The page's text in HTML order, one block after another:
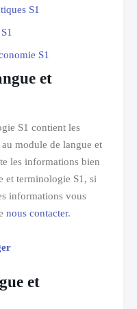
S1
S1
et
S1 contient les
module de langue et
les informations bien
et terminologie S1, si
informations vous
nous contacter.
et